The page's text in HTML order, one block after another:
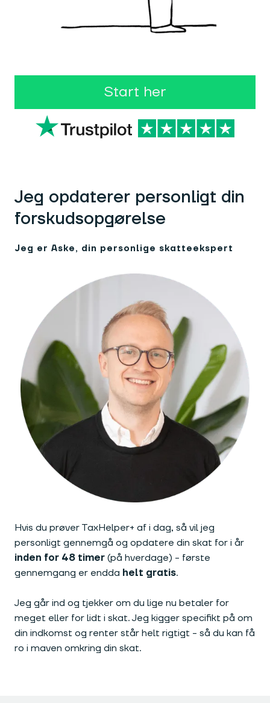
Start her
Jeg opdaterer personligt din
forskudsopgørelse
Jeg er Aske, din personlige skatteekspert
Hvis du prøver TaxHelper+ af i dag, så vil jeg
personligt gennemgå og opdatere din skat for i år
inden for 48 timer (på hverdage) - første
gennemgang er endda helt gratis.
Jeg går ind og tjekker om du lige nu betaler for
meget eller for lidt i skat. Jeg kigger specifikt på om
din indkomst og renter står helt rigtigt - så du kan få
ro i maven omkring din skat.